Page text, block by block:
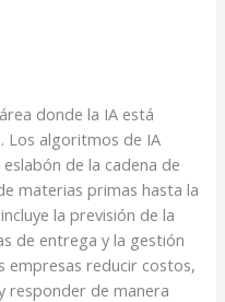
donde la IA está
Los algoritmos de IA
de la cadena de
materias primas hasta la
la previsión de la
de entrega y la gestión
empresas reducir costos,
responder de manera